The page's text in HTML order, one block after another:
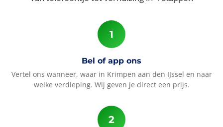
Bel of app ons
Vertel ons wanneer, waar in Krimpen aan den IJssel en naar
welke verdieping. Wij geven je direct een prijs.